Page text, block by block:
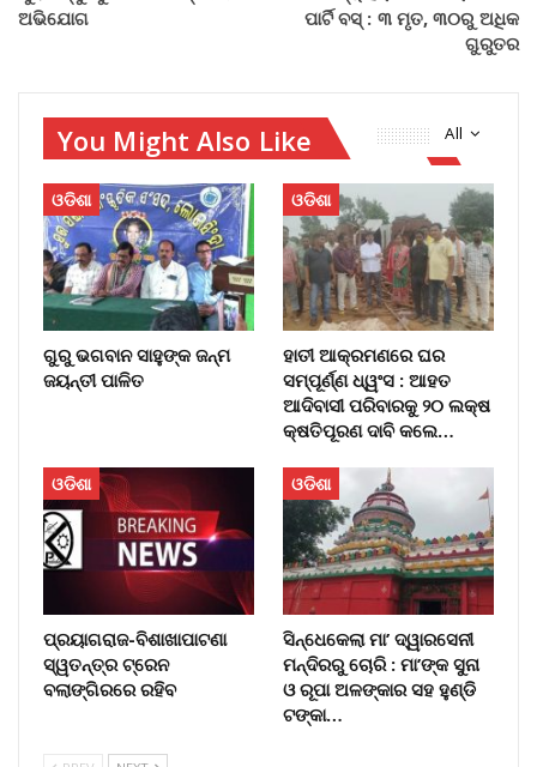
ଅଭିଯୋଗ
ପାର୍ଟି ବସ୍‌ : ୩ ମୃତ, ୩୦ରୁ ଅଧିକ
ଗୁରୁତର
All
You Might Also Like
ଓଡିଶା
ଗୁରୁ ଭଗବାନ ସାହୁଙ୍କ ଜନ୍ମ
ଜୟନ୍ତୀ ପାଳିତ
ଓଡିଶା
ହାତୀ ଆକ୍ରମଣରେ ଘର
ସମ୍ପୂର୍ଣ୍ଣ ଧ୍ୱଂସ : ଆହତ
ଆଦିବାସୀ ପରିବାରକୁ ୨୦ ଲକ୍ଷ
କ୍ଷତିପୂରଣ ଦାବି କଲେ…
ଓଡିଶା
ପ୍ରୟାଗରାଜ-ବିଶାଖାପାଟଣା
ସ୍ୱତନ୍ତ୍ର ଟ୍ରେନ
ବଲାଙ୍ଗିରରେ ରହିବ
ଓଡିଶା
ସିନ୍ଧେକେଲା ମା’ ଦ୍ୱାରସେନୀ
ମନ୍ଦିରରୁ ଚୋରି : ମା’ଙ୍କ ସୁନା
ଓ ରୂପା ଅଳଙ୍କାର ସହ ହୁଣ୍ଡି
ଟଙ୍କା…